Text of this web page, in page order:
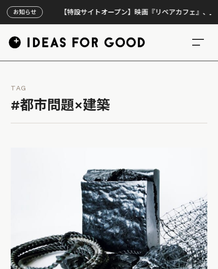
お知らせ【特設サイトオープン】映画『リペアカフェ』、上映300回
TAG
#都市問題×建築